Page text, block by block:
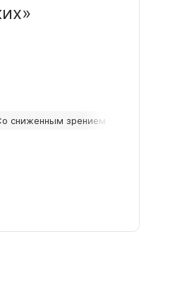
сниженным зрением